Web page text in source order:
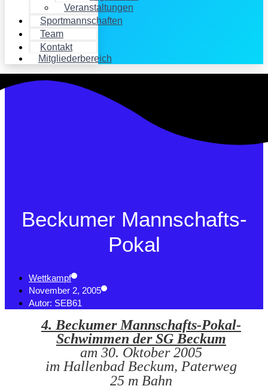
Veranstaltungen
Sportmannschaften
Team
Kontakt
Mitgliederbereich
Beckumer Mannschafts-
Pokal
Wettkampf
November 2, 2005
Autor: SEB61
4. Beckumer Mannschafts-Pokal-
Schwimmen der SG Beckum
am 30. Oktober 2005
im Hallenbad Beckum, Paterweg
25 m Bahn